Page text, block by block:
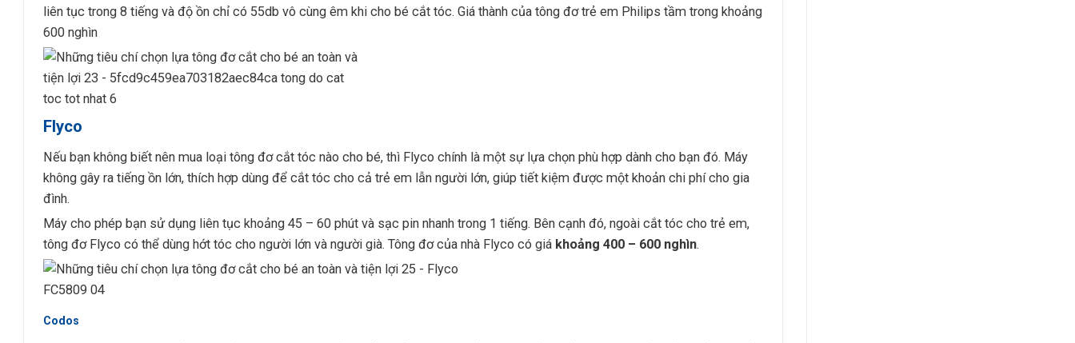
liên tục trong 8 tiếng và độ ồn chỉ có 55db vô cùng êm khi cho bé cắt tóc. Giá thành của tông đơ trẻ em Philips tầm trong khoảng
600 nghìn
Flyco
Nếu bạn không biết nên mua loại tông đơ cắt tóc nào cho bé, thì Flyco chính là một sự lựa chọn phù hợp dành cho bạn đó. Máy
không gây ra tiếng ồn lớn, thích hợp dùng để cắt tóc cho cả trẻ em lẫn người lớn, giúp tiết kiệm được một khoản chi phí cho gia
đình.
Máy cho phép bạn sử dụng liên tục khoảng 45 – 60 phút và sạc pin nhanh trong 1 tiếng. Bên cạnh đó, ngoài cắt tóc cho trẻ em,
tông đơ Flyco có thể dùng hớt tóc cho người lớn và người già. Tông đơ của nhà Flyco có giá khoảng 400 – 600 nghìn.
Codos